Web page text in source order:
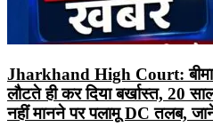
Jharkhand High Court:
लौटते ही कर दिया बर्खास्त, 20
नहीं मानने पर पलामू DC तलब, जानें